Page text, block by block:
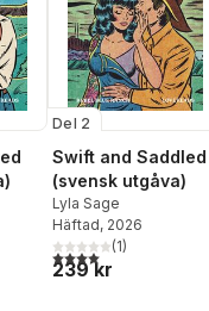
antal röster:
Del 2
Swift and Saddled
(svensk utgåva)
Lyla Sage
Häftad, 2026
4,0utav 5 stjärnor.
(1)
239 kr